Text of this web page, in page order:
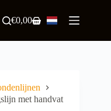
Winkelwagen
€0,00
met handvat